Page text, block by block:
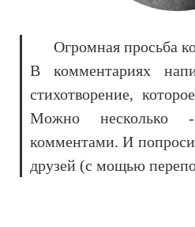
Огромная просьба
В комментариях
стихотворение,
Можно несколько
комментами. И
друзей (с мощью